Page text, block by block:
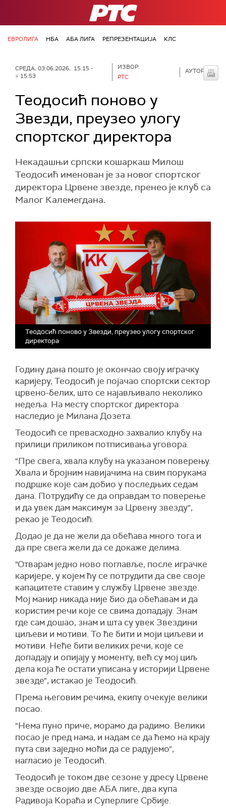
РТС
ЕВРОЛИГА НБА АБА ЛИГА РЕПРЕЗЕНТАЦИЈА КЛС
СРЕДА, 03.06.2026, 15:15 -
> 15:53
ИЗВОР:
РТС
АУТОР:
Теодосић поново у
Звезди, преузео улогу
спортског директора
Некадашњи српски кошаркаш Милош
Теодосић именован је за новог спортског
директора Црвене звезде, пренео је клуб са
Малог Калемегдана.
Теодосић поново у Звезди, преузео улогу спортског
директора
Годину дана пошто је окончао своју играчку
каријеру, Теодосић је појачао спортски сектор
црвено-белих, што се најављивало неколико
недеља. На месту спортског директора
наследио је Милана Дозета.
Теодосић се превасходно захвалио клубу на
прилици приликом потписивања уговора.
"Пре свега, хвала клубу на указаном поверењу.
Хвала и бројним навијачима на свим порукама
подршке које сам добио у последњих седам
дана. Потрудићу се да оправдам то поверење
и да увек дам максимум за Црвену звезду",
рекао је Теодосић.
Додао је да не жели да обећава много тога и
да пре свега жели да се докаже делима.
"Отварам једно ново поглавље, после играчке
каријере, у којем ћу се потрудити да све своје
капацитете ставим у службу Црвене звезде.
Мој манир никада није био да обећавам и да
користим речи које се свима допадају. Знам
где сам дошао, знам и шта су увек Звездини
циљеви и мотиви. То ће бити и моји циљеви и
мотиви. Неће бити великих речи, које се
допадају и опијају у моменту, већ су мој циљ
дела која ће остати уписана у историји Црвене
звезде", истакао је Теодосић.
Према његовим речима, екипу очекује велики
посао.
"Нема пуно приче, морамо да радимо. Велики
посао је пред нама, и надам се да ћемо на крају
пута сви заједно моћи да се радујемо",
нагласио је Теодосић.
Теодосић је током две сезоне у дресу Црвене
звезде освојио две АБА лиге, два купа
Радивоја Кораћа и Суперлиге Србије.